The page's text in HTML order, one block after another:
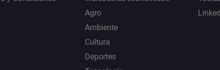
Agro
Ambiente
Cultura
Deportes